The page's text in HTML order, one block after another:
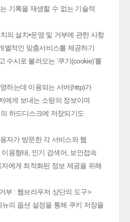
기록을 재생할 수 없는 기술적
의 설치•운영 및 거부에 관한 사항
적인 맞춤서비스를 제공하기
수시로 불러오는 ‘쿠기(cookie)’를
하는데 이용되는 서버(http)가
에게 보내는 소량의 정보이며
하드디스크에 저장되기도
자가 방문한 각 서비스와 웹
용형태, 인기 검색어, 보안접속
에게 최적화된 정보 제공을 위해
부 : 웹브라우저 상단의 도구>
의 옵션 설정을 통해 쿠키 저장을